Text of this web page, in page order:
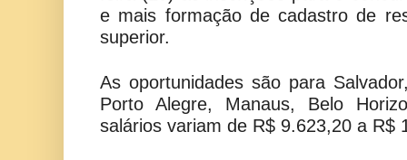
e mais formação de cadastro de
superior.
As oportunidades são para
Porto Alegre, Manaus, Belo
salários variam de R$ 9.623,20 a R$